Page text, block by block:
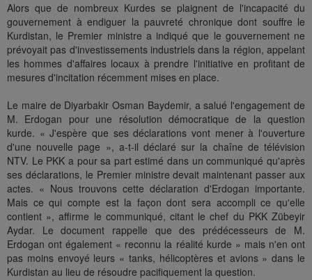
Alors que de nombreux Kurdes se plaignent de l'incapacité du
gouvernement à endiguer la pauvreté chronique dont souffre le
Kurdistan, le Premier ministre a indiqué que le gouvernement ne
prévoyait pas d'investissements industriels dans la région, appelant
les hommes d'affaires locaux à prendre l'initiative en profitant de
mesures d'incitation récemment mises en place.
Le maire de Diyarbakir Osman Baydemir, a salué l'engagement de
M. Erdogan pour une résolution démocratique de la question
kurde. « J'espère que ses déclarations vont mener à l'ouverture
d'une nouvelle page », a-t-il déclaré sur la chaîne de télévision
NTV. Le PKK a pour sa part estimé dans un communiqué qu'après
ses déclarations, le Premier ministre devait maintenant passer aux
actes. « Nous trouvons cette déclaration d'Erdogan importante.
Mais ce qui compte est la façon dont sera accompli ce qu'elle
contient », affirme le communiqué, citant le chef du PKK Zübeyir
Aydar. Le document rappelle que des prédécesseurs de M.
Erdogan ont également « reconnu la réalité kurde » mais n'en ont
pas moins envoyé leurs « tanks, hélicoptères et avions » dans le
Kurdistan au lieu de résoudre pacifiquement la question.